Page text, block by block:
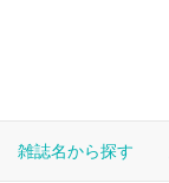
雑誌名から探す